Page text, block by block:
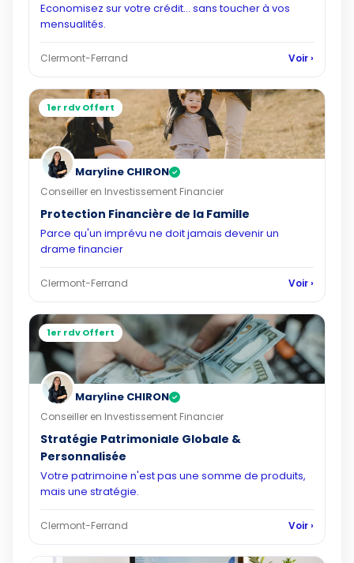
Economisez sur votre crédit... sans toucher à vos
mensualités.
Clermont-Ferrand Voir ›
1er rdv Offert
Maryline CHIRON ✓
Conseiller en Investissement Financier
Protection Financière de la Famille
Parce qu'un imprévu ne doit jamais devenir un
drame financier
Clermont-Ferrand Voir ›
1er rdv Offert
Maryline CHIRON ✓
Conseiller en Investissement Financier
Stratégie Patrimoniale Globale &
Personnalisée
Votre patrimoine n'est pas une somme de produits,
mais une stratégie.
Clermont-Ferrand Voir ›